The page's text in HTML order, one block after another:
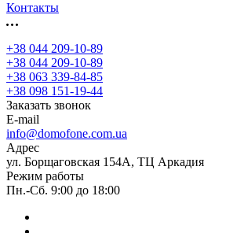
Контакты
+38 044 209-10-89
+38 044 209-10-89
+38 063 339-84-85
+38 098 151-19-44
Заказать звонок
E-mail
info@domofone.com.ua
Адрес
ул. Борщаговская 154А, ТЦ Аркадия
Режим работы
Пн.-Сб. 9:00 до 18:00